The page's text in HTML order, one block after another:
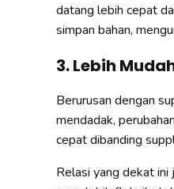
datang lebih cepat
simpan bahan,
3. Lebih
Berurusan dengan
mendadak,
cepat dibanding
Relasi yang dekat ini